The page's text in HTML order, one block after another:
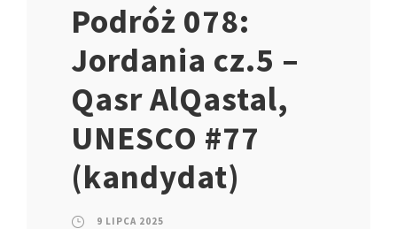
Podróż 078:
Jordania cz.5 –
Qasr AlQastal,
UNESCO #77
(kandydat)
9 LIPCA 2025